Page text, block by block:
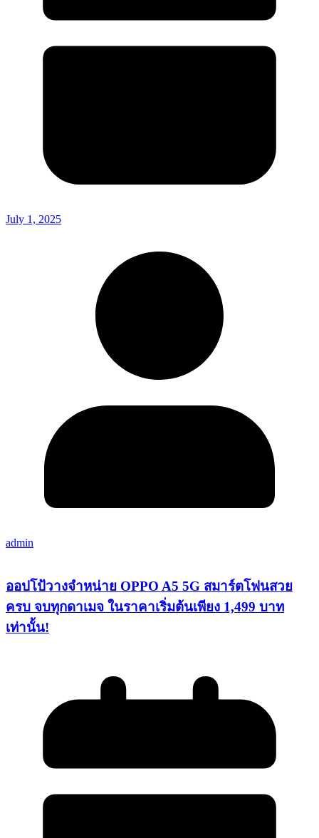
July 1, 2025
admin
ออปโป้วางจำหน่าย OPPO A5 5G สมาร์ตโฟนสวย
ครบ จบทุกดาเมจ ในราคาเริ่มต้นเพียง 1,499 บาท
เท่านั้น!